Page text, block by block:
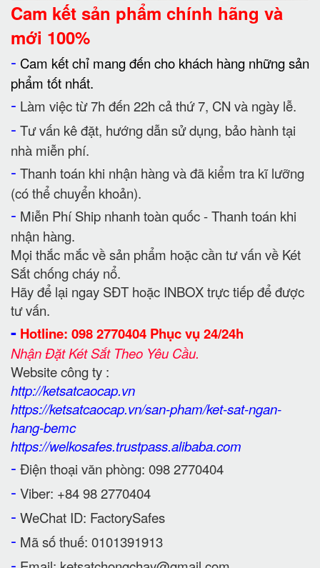
Cam kết sản phẩm chính hãng và
mới 100%
- Cam kết chỉ mang đến cho khách hàng những sản
phẩm tốt nhất.
- Làm việc từ 7h đến 22h cả thứ 7, CN và ngày lễ.
- Tư vấn kê đặt, hướng dẫn sử dụng, bảo hành tại
nhà miễn phí.
- Thanh toán khi nhận hàng và đã kiểm tra kĩ lưỡng
(có thể chuyển khoản).
- Miễn Phí Ship nhanh toàn quốc - Thanh toán khi
nhận hàng.
Mọi thắc mắc về sản phẩm hoặc cần tư vấn về Két
Sắt chống cháy nổ.
Hãy để lại ngay SĐT hoặc INBOX trực tiếp để được
tư vấn.
- Hotline: 098 2770404 Phục vụ 24/24h
Nhận Đặt Két Sắt Theo Yêu Cầu.
Website công ty :
http://ketsatcaocap.vn
https://ketsatcaocap.vn/san-pham/ket-sat-ngan-
hang-bemc
https://welkosafes.trustpass.alibaba.com
- Điện thoại văn phòng: 098 2770404
- Viber: +84 98 2770404
- WeChat ID: FactorySafes
- Mã số thuế: 0101391913